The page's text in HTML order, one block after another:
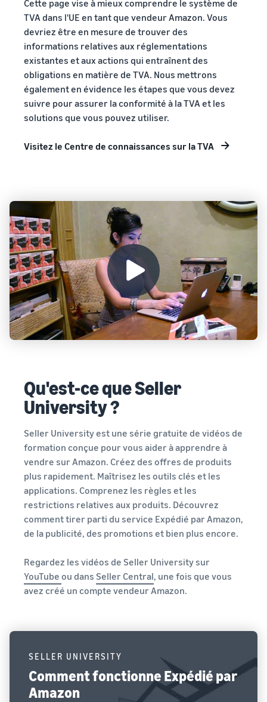
Cette page vise à mieux comprendre le système de
TVA dans l'UE en tant que vendeur Amazon. Vous
devriez être en mesure de trouver des
informations relatives aux réglementations
existantes et aux actions qui entraînent des
obligations en matière de TVA. Nous mettrons
également en évidence les étapes que vous devez
suivre pour assurer la conformité à la TVA et les
solutions que vous pouvez utiliser.
Visitez le Centre de connaissances sur la TVA
Qu'est-ce que Seller
University ?
Seller University est une série gratuite de vidéos de
formation conçue pour vous aider à apprendre à
vendre sur Amazon. Créez des offres de produits
plus rapidement. Maîtrisez les outils clés et les
applications. Comprenez les règles et les
restrictions relatives aux produits. Découvrez
comment tirer parti du service Expédié par Amazon,
de la publicité, des promotions et bien plus encore.
Regardez les vidéos de Seller University sur
YouTube ou dans Seller Central, une fois que vous
avez créé un compte vendeur Amazon.
SELLER UNIVERSITY
Comment fonctionne Expédié par
Amazon